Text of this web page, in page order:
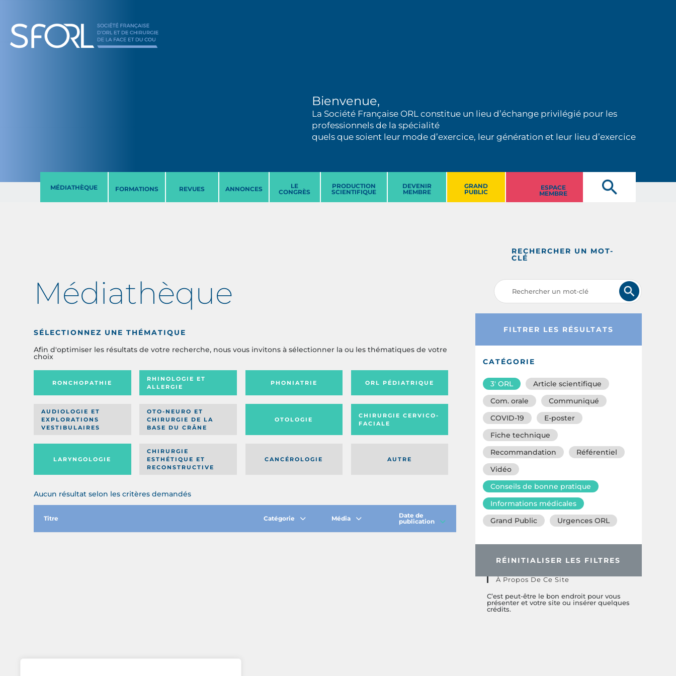
Bienvenue,
La Société Française ORL constitue un lieu d’échange privilégié pour les
professionnels de la spécialité
quels que soient leur mode d’exercice, leur génération et leur lieu d’exercice
MÉDIATHÈQUE FORMATIONS REVUES ANNONCES
LE
CONGRÈS
PRODUCTION
SCIENTIFIQUE
DEVENIR
MEMBRE
GRAND
PUBLIC
ESPACE
MEMBRE
Médiathèque
SÉLECTIONNEZ UNE THÉMATIQUE
Afin d'optimiser les résultats de votre recherche, nous vous invitons à sélectionner la ou les thématiques de votre
choix
RONCHOPATHIE
RHINOLOGIE ET
ALLERGIE
PHONIATRIE ORL PÉDIATRIQUE
AUDIOLOGIE ET
EXPLORATIONS
VESTIBULAIRES
OTO-NEURO ET
CHIRURGIE DE LA
BASE DU CRÂNE
OTOLOGIE
CHIRURGIE CERVICO-
FACIALE
AUTRE
LARYNGOLOGIE
CHIRURGIE
ESTHÉTIQUE ET
RECONSTRUCTIVE
CANCÉROLOGIE
Aucun résultat selon les critères demandés
Titre Catégorie Média
Date de
publication
RECHERCHER UN MOT-
CLÉ
FILTRER LES RÉSULTATS
CATÉGORIE
3′ ORL
Article scientifique
Com. orale
Communiqué
COVID-19
E-poster
Fiche technique
Recommandation
Référentiel
Vidéo
Conseils de bonne pratique
Informations médicales
Grand Public
Urgences ORL
RÉINITIALISER LES FILTRES
À Propos De Ce Site
C’est peut-être le bon endroit pour vous
présenter et votre site ou insérer quelques
crédits.